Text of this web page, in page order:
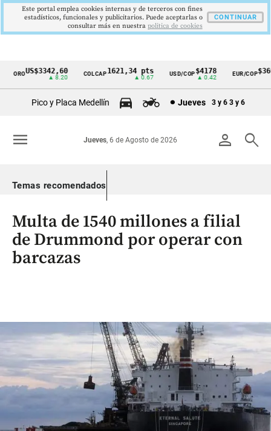
Cintillo
Colombia
OROUS$3342,60
▲ 8.20
COLCAP1621,34 pts
▲ 0.67
USD/COP$4178
▲ 0.42
EUR/COP$3697
Pico y Placa Medellín Jueves 3 y 6 3 y 6
person search
Jueves, 6 de Agosto de 2026
menu
Temas recomendados
Multa de 1540 millones a filial
de Drummond por operar con
barcazas
Este portal emplea cookies internas y de terceros con fines
estadísticos, funcionales y publicitarios. Puede aceptarlas o
consultar más en nuestra politica de cookies
CONTINUAR